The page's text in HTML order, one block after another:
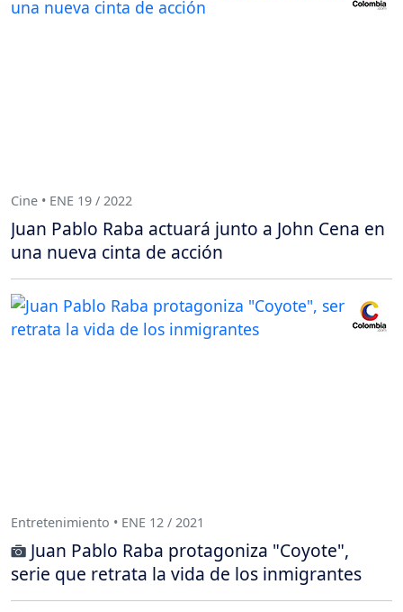
Cine • ENE 19 / 2022
Juan Pablo Raba actuará junto a John Cena en
una nueva cinta de acción
Entretenimiento • ENE 12 / 2021
Juan Pablo Raba protagoniza "Coyote",
serie que retrata la vida de los inmigrantes